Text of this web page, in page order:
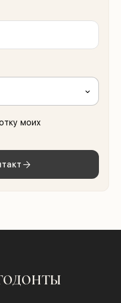
моих